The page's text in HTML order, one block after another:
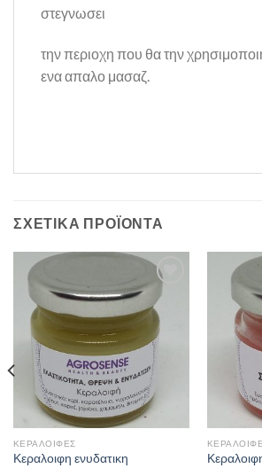
στεγνωσει
την περιοχη που θα την
ενα απαλο μασαζ.
ΣΧΕΤΙΚΆ ΠΡΟΪΌΝΤΑ
Πρόσθήκη
στην λίστα
επιθυμιών
ΚΕΡΑΛΟΙΦΕΣ
Κεραλοιφη ενυδατικη